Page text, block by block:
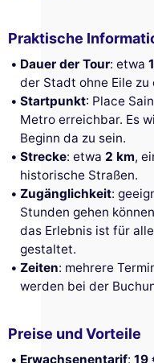
Praktische
Dauer der Tour: etwa
der Stadt ohne Eile zu
Startpunkt: Place
Metro erreichbar. Es
Beginn da zu sein.
Strecke: etwa2 km,
historische Straßen.
Zugänglichkeit:
Stunden gehen
das Erlebnis ist für
gestaltet.
Zeiten: mehrere
werden bei der
Preise und Vorteile
Erwachsenentarif:19